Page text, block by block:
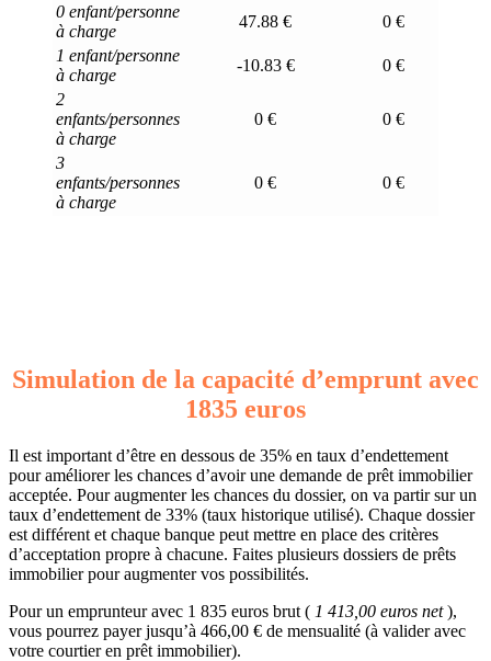
0 enfant/personne
à charge
47.88 €
0 €
1 enfant/personne
à charge
-10.83 €
0 €
2
enfants/personnes
à charge
0 € 0 €
3
enfants/personnes
à charge
0 € 0 €
Simulation de la capacité d’emprunt avec
1835 euros
Il est important d’être en dessous de 35% en taux d’endettement
pour améliorer les chances d’avoir une demande de prêt immobilier
acceptée. Pour augmenter les chances du dossier, on va partir sur un
taux d’endettement de 33% (taux historique utilisé). Chaque dossier
est différent et chaque banque peut mettre en place des critères
d’acceptation propre à chacune. Faites plusieurs dossiers de prêts
immobilier pour augmenter vos possibilités.
Pour un emprunteur avec 1 835 euros brut ( 1 413,00 euros net),
vous pourrez payer jusqu’à 466,00 € de mensualité (à valider avec
votre courtier en prêt immobilier).